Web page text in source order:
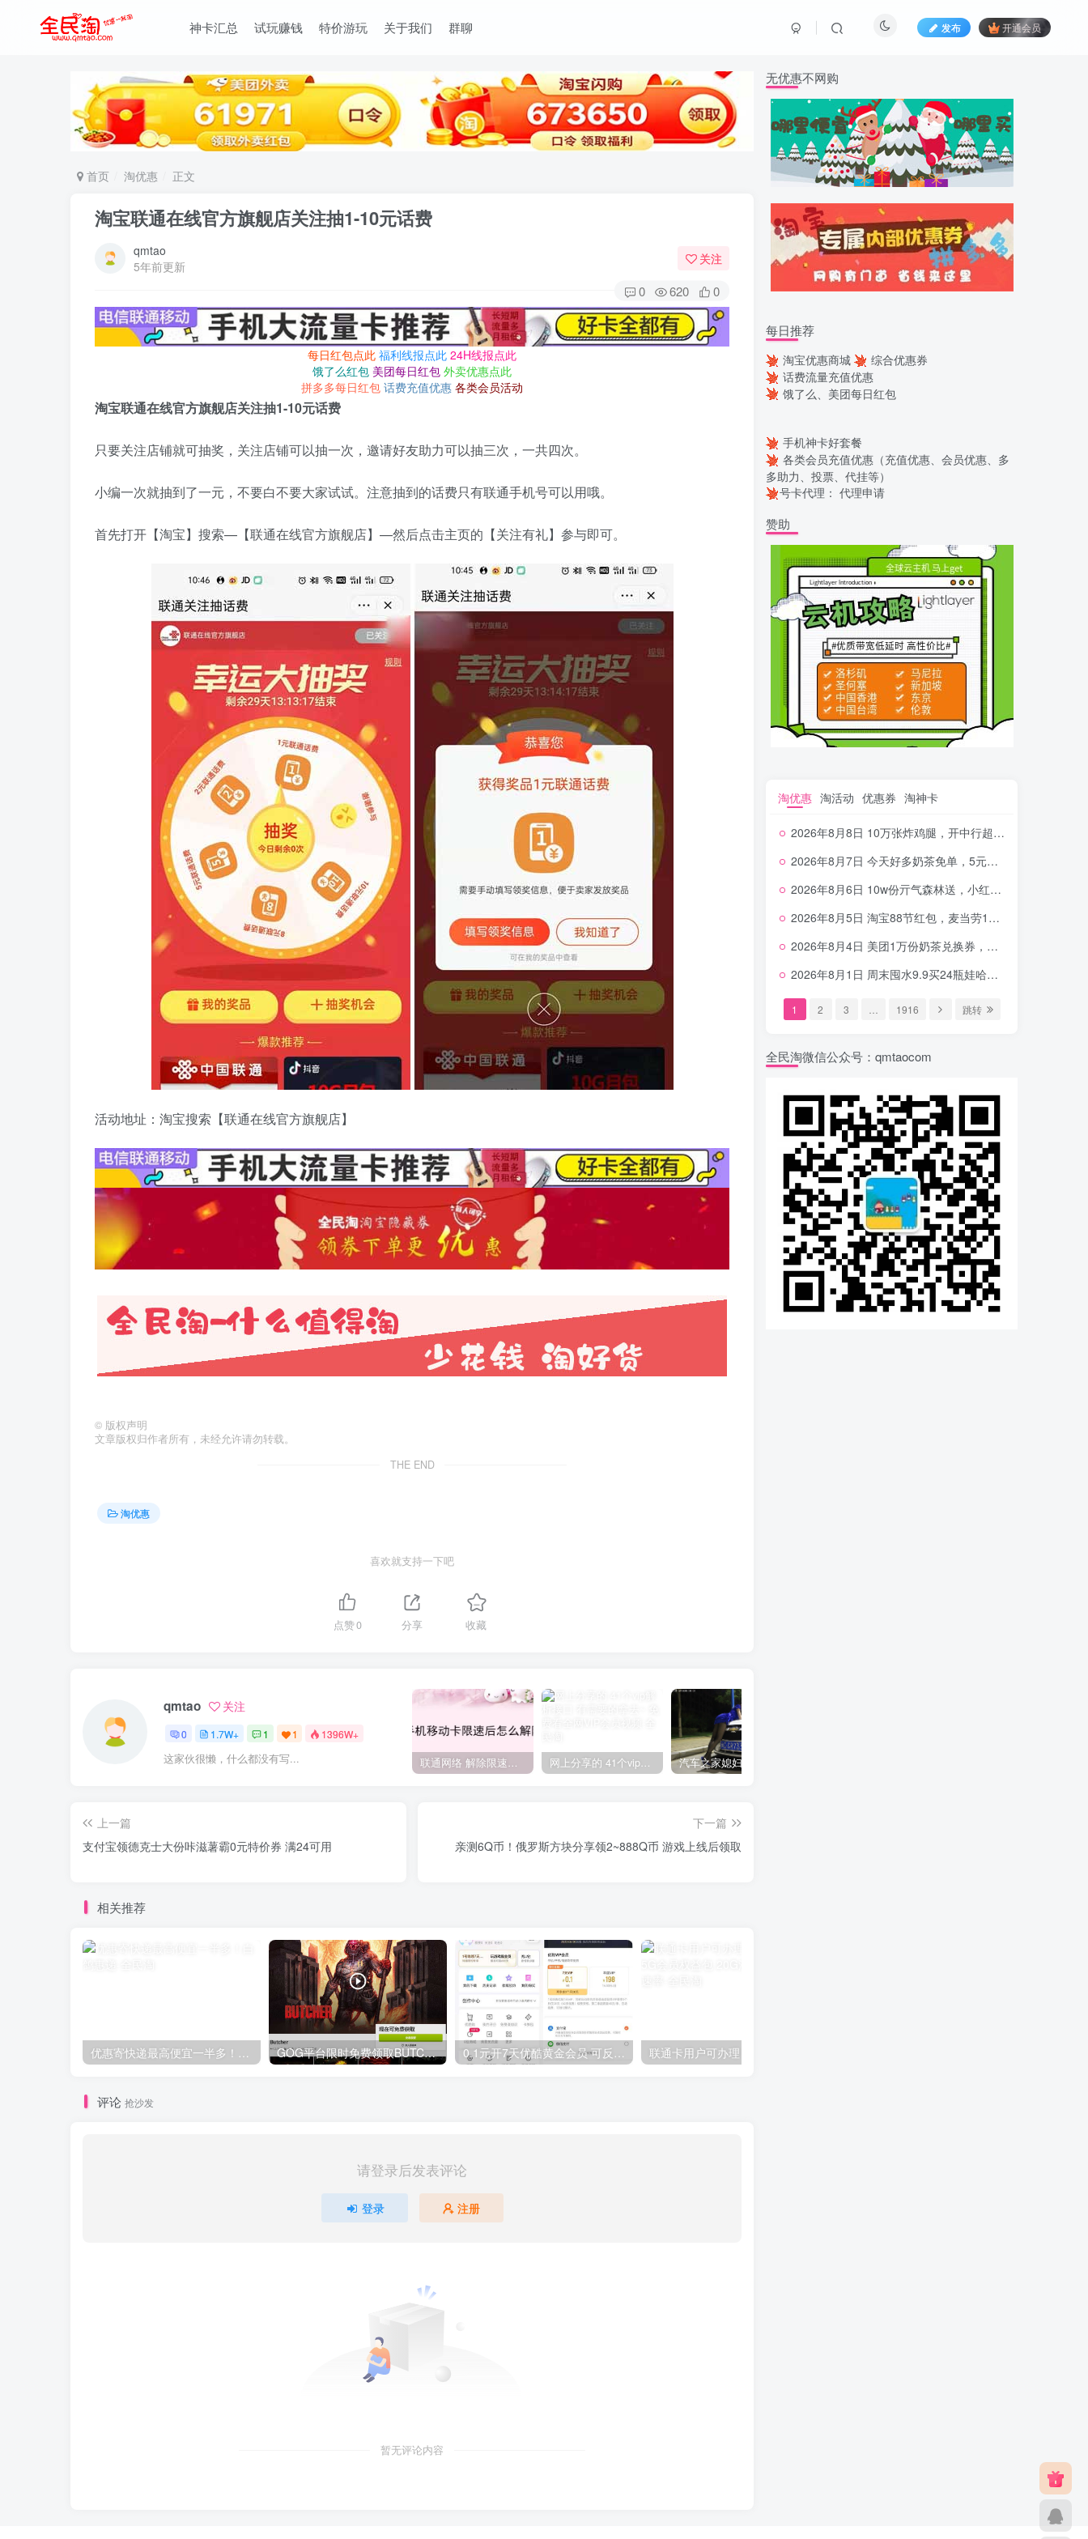
神卡汇总 试玩赚钱 特价游玩 关于我们 群聊 发布 开通会员
首页 淘优惠 正文
淘宝联通在线官方旗舰店关注抽1-10元话费
qmtao
5年前更新
关注
0 620 0
每日红包点此 福利线报点此 24H线报点此
饿了么红包 美团每日红包 外卖优惠点此
拼多多每日红包 话费充值优惠 各类会员活动
淘宝联通在线官方旗舰店关注抽1-10元话费
只要关注店铺就可抽奖，关注店铺可以抽一次，邀请好友助力可以抽三次，一共四次。
小编一次就抽到了一元，不要白不要大家试试。注意抽到的话费只有联通手机号可以用哦。
首先打开【淘宝】搜索—【联通在线官方旗舰店】—然后点击主页的【关注有礼】参与即可。
活动地址：淘宝搜索【联通在线官方旗舰店】
© 版权声明
文章版权归作者所有，未经允许请勿转载。
THE END
淘优惠
喜欢就支持一下吧
点赞0 分享 收藏
qmtao 关注
0 1.7W+ 1 1 1396W+
这家伙很懒，什么都没有写... 联通网络 解除限速方法参考！畅享、畅玩、老白干等及其它地区自测了 网上分享的 41个vip解析接口 有需要的拿去~ 免费看全网VIP会员视频
上一篇
支付宝领德克士大份咔滋薯霸0元特价券 满24可用
下一篇
亲测6Q币！俄罗斯方块分享领2~888Q币 游戏上线后领取
相关推荐
优惠寄快递最高便宜一半多！白鸽惠递 GOG平台限时免费领取BUTCHER（屠夫） 0.1元开7天优酷黄金会员 可反复开通需要关闭自动续费
评论 抢沙发
请登录后发表评论
登录 注册
暂无评论内容
无优惠不网购
每日推荐
淘宝优惠商城
综合优惠券
话费流量充值优惠
饿了么、美团每日红包
手机神卡好套餐
各类会员充值优惠（充值优惠、会员优惠、多
多助力、投票、代挂等）
号卡代理： 代理申请
赞助
淘优惠 淘活动 优惠券 淘神卡
2026年8月8日 10万张炸鸡腿，开中行超给利，美团奶茶0.01，加油券，千问1.8~18.8体验金等
2026年8月7日 今天好多奶茶免单，5元农行省钱卡，京东抢0.01沪上，邮储5.88元等
2026年8月6日 10w份亓气森林送，小红书12元无门槛，中行电费30-10，0元柠檬水+0撸汉堡等
2026年8月5日 淘宝88节红包，麦当劳150万份柠檬水，三万份瑞幸免单，霸王9万份0.01券等
2026年8月4日 美团1万份奶茶兑换券，农行5E卡，中行支付超给利，美团领18个冰激凌，小米每天领2-6元等等
2026年8月1日 周末囤水9.9买24瓶娃哈哈，建行100元京东券，移动5元话费，麦当劳甜筒，交行立减金等
1 2 3 1916 跳转
全民淘微信公众号：qmtaocom